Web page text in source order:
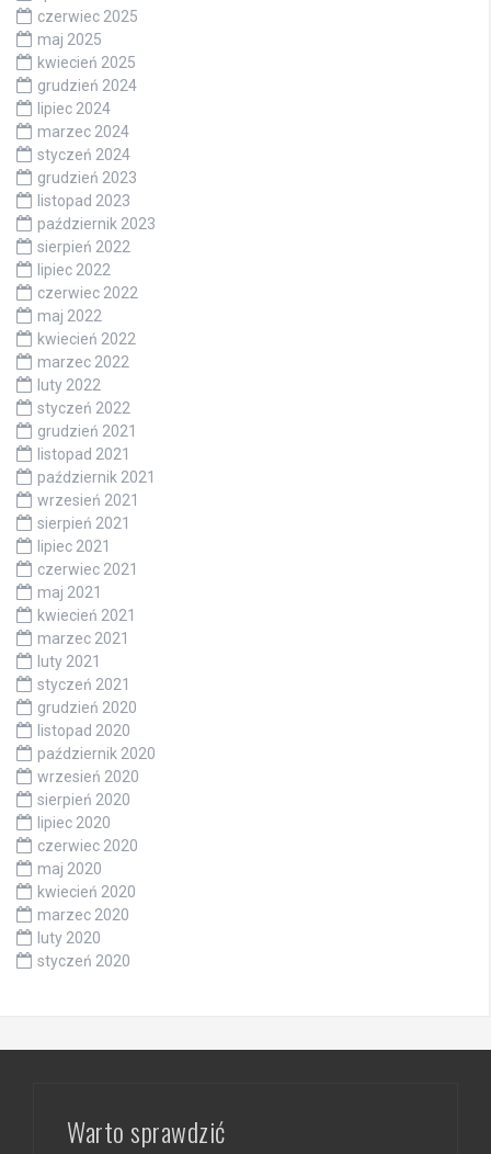
czerwiec 2025
maj 2025
kwiecień 2025
grudzień 2024
lipiec 2024
marzec 2024
styczeń 2024
grudzień 2023
listopad 2023
październik 2023
sierpień 2022
lipiec 2022
czerwiec 2022
maj 2022
kwiecień 2022
marzec 2022
luty 2022
styczeń 2022
grudzień 2021
listopad 2021
październik 2021
wrzesień 2021
sierpień 2021
lipiec 2021
czerwiec 2021
maj 2021
kwiecień 2021
marzec 2021
luty 2021
styczeń 2021
grudzień 2020
listopad 2020
październik 2020
wrzesień 2020
sierpień 2020
lipiec 2020
czerwiec 2020
maj 2020
kwiecień 2020
marzec 2020
luty 2020
styczeń 2020
Warto sprawdzić